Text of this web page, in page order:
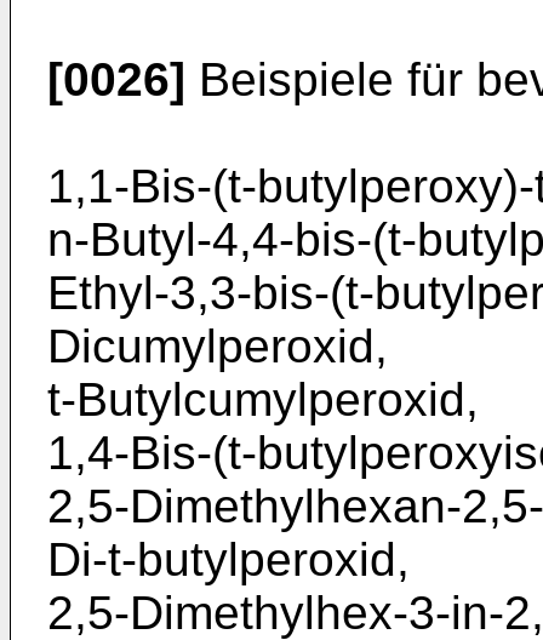
[0026] Beispiele für
1,1-Bis-(t-
n-Butyl-4,4-bis-(t-
Ethyl-3,3-bis-(t-
Dicumylperoxid,
t-Butylcumylperoxid,
1,4-Bis-(t-
2,5-Dimethylhexan-
Di-t-butylperoxid,
2,5-Dimethylhex-3-in-